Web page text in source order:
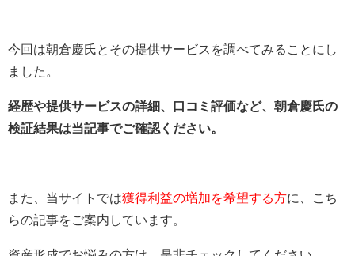
今回は朝倉慶氏とその提供サービスを調べてみることにし
ました。
経歴や提供サービスの詳細、口コミ評価など、朝倉慶氏の
検証結果は当記事でご確認ください。
また、当サイトでは獲得利益の増加を希望する方に、こち
らの記事をご案内しています。